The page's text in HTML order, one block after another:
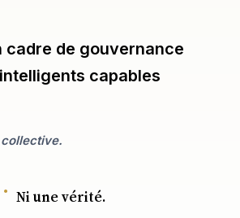
cadre de gouvernance
capables
Ni une vérité.